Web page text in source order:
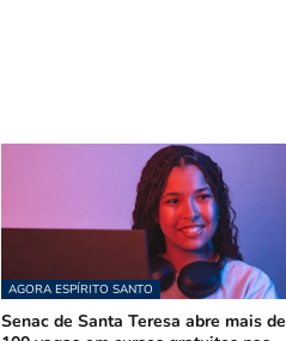
AGORA ESPÍRITO SANTO
Senac de Santa Teresa abre mais de